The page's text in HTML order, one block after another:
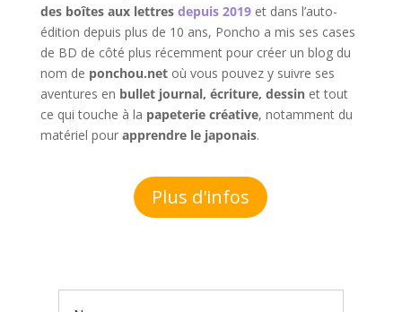
des boîtes aux lettres depuis 2019et dans l’auto-
édition depuis plus de 10 ans, Poncho a mis ses cases
de BD de côté plus récemment pour créer un blog du
nom de ponchou.netoù vous pouvez y suivre ses
aventures en bullet journal, écriture, dessinet tout
ce qui touche à la papeterie créative, notamment du
matériel pour apprendre le japonais.
Plus d'infos